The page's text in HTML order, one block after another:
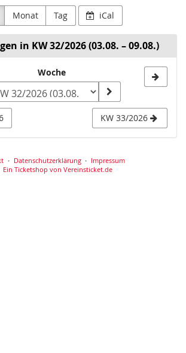
Monat Tag iCal
in KW 32/2026 (03.08. – 09.08.)
Woche
KW 33/2026
Datenschutzerklärung
Impressum
Ein Ticketshop von Vereinsticket.de